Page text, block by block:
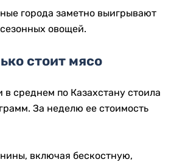
города заметно выигрывают
овощей.
стоит мясо
в среднем по Казахстану стоила
За неделю ее стоимость
включая бескостную,